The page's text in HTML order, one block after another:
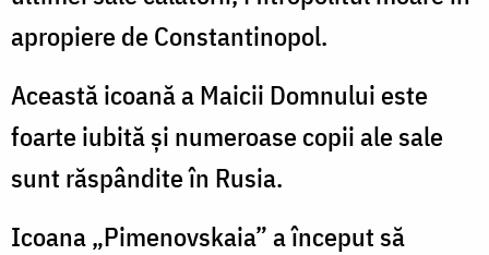
apropiere de Constantinopol.
Această icoană a Maicii Domnului este
foarte iubită și numeroase copii ale sale
sunt răspândite în Rusia.
Icoana „Pimenovskaia” a început să